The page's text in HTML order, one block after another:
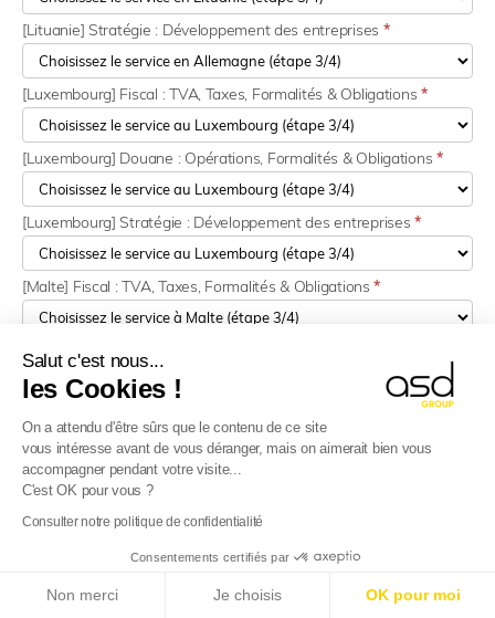
Salut c'est nous...
les Cookies !
On a attendu d'être sûrs que le contenu de ce site
vous intéresse avant de vous déranger, mais on aimerait bien vous
accompagner pendant votre visite...
C'est OK pour vous ?
Consulter notre politique de confidentialité
Consentements certifiés par
Non merci Je choisis OK pour moi
[Lituanie] Stratégie : Développement des entreprises *
[Luxembourg] Fiscal : TVA, Taxes, Formalités & Obligations*
[Luxembourg] Douane : Opérations, Formalités & Obligations*
[Luxembourg] Stratégie : Développement des entreprises*
[Malte] Fiscal : TVA, Taxes, Formalités & Obligations*
[Malte] Douane : Opérations, Formalités & Obligations
[Pays-Bas] Fiscal : TVA, Taxes, Formalités & Obligations
[Pays-Bas] Stratégie : Développement des entreprises *
étrangères, préparez-vous !